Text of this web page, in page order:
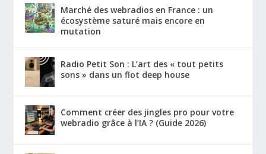
Marché des webradios en France : un
écosystème saturé mais encore en
mutation
Radio Petit Son : L’art des « tout petits
sons » dans un flot deep house
Comment créer des jingles pro pour votre
webradio grâce à l’IA ? (Guide 2026)